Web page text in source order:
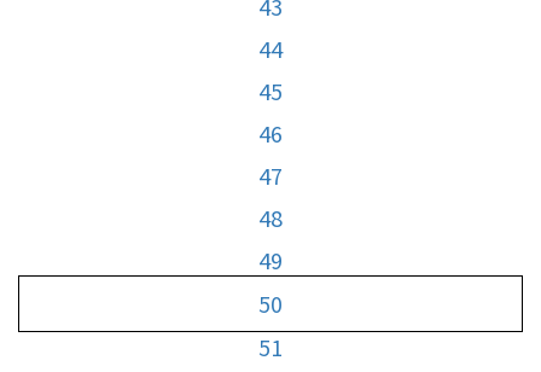
44
45
46
47
48
49
50
51